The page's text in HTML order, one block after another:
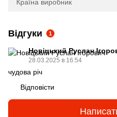
Країна виробник
Відгуки 1
Новіцький Руслан
28.03.2025 в 16:54
чудова річ
Відповісти